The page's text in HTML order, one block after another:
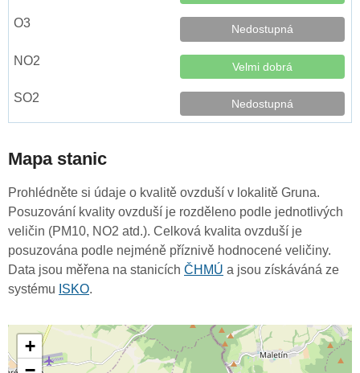
Nedostupná
Velmi dobrá
Nedostupná
Mapa stanic
Prohlédněte si údaje o kvalitě ovzduší v lokalitě Gruna.
Posuzování kvality ovzduší je rozděleno podle jednotlivých
veličin (PM10, NO2 atd.). Celková kvalita ovzduší je
posuzována podle nejméně příznivě hodnocené veličiny.
Data jsou měřena na stanicích ČHMÚ a jsou získáváná ze
systému ISKO.
+